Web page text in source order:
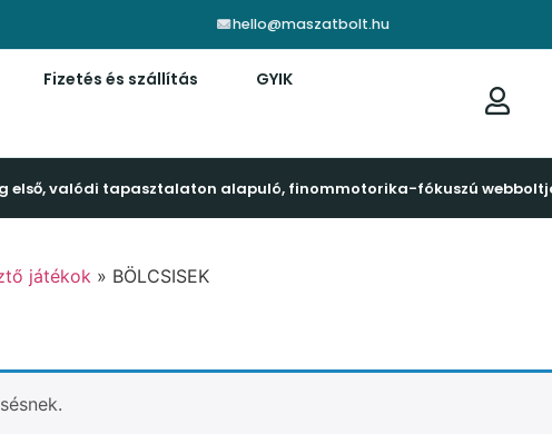
hello@maszatbolt.hu
Fizetés és szállítás GYIK
első, valódi tapasztalaton alapuló, finommotorika-fókuszú
játékok » BÖLCSISEK